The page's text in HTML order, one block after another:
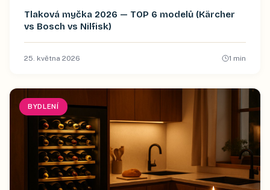
Tlaková myčka 2026 — TOP 6 modelů (Kärcher
vs Bosch vs Nilfisk)
25. května 2026 1 min
BYDLENÍ